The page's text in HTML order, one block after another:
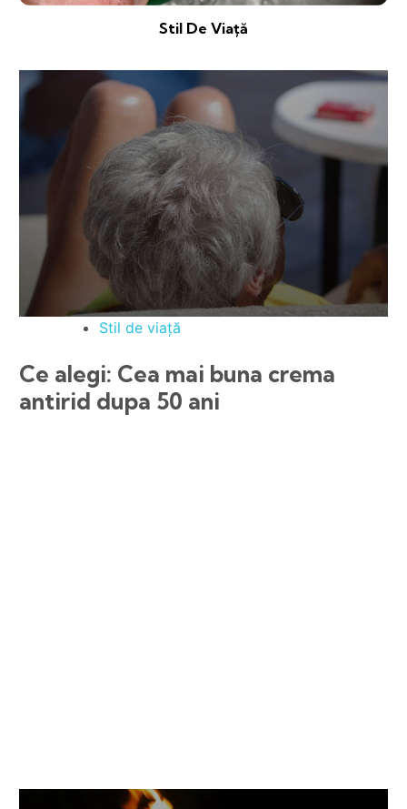
Stil De Viață
Stil de viață
Ce alegi: Cea mai buna crema
antirid dupa 50 ani